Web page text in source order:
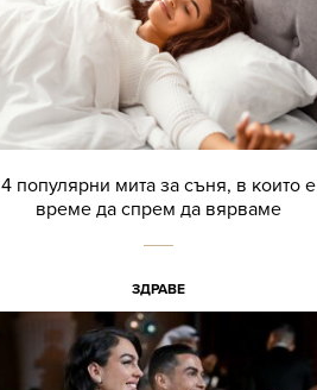
4 популярни мита за съня, в които е
време да спрем да вярваме
ЗДРАВЕ